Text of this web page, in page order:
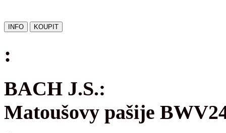
:
BACH J.S.:
Matoušovy pašije